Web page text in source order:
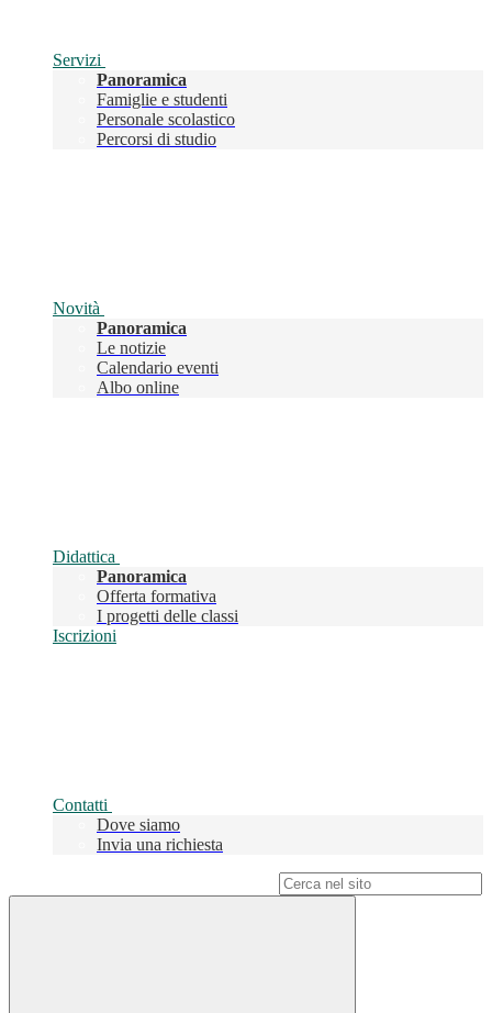
Servizi
Panoramica
Famiglie e studenti
Personale scolastico
Percorsi di studio
Novità
Panoramica
Le notizie
Calendario eventi
Albo online
Didattica
Panoramica
Offerta formativa
I progetti delle classi
Iscrizioni
Contatti
Dove siamo
Invia una richiesta